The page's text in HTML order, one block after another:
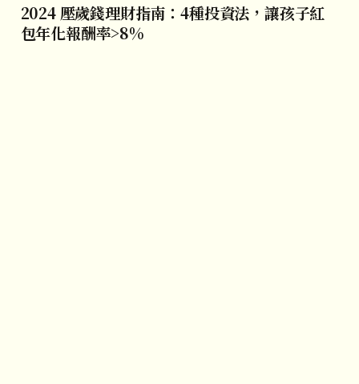
2024 壓歲錢理財指南：4種投資法，讓孩子紅
包年化報酬率>8%